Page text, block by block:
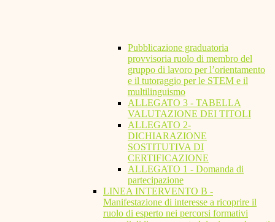
Pubblicazione graduatoria
provvisoria ruolo di membro del
gruppo di lavoro per l’orientamento
e il tutoraggio per le STEM e il
multilinguismo
ALLEGATO 3 - TABELLA
VALUTAZIONE DEI TITOLI
ALLEGATO 2-
DICHIARAZIONE
SOSTITUTIVA DI
CERTIFICAZIONE
ALLEGATO 1 - Domanda di
partecipazione
LINEA INTERVENTO B -
Manifestazione di interesse a ricoprire il
ruolo di esperto nei percorsi formativi